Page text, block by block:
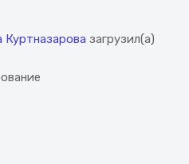
Куртназарова загрузил(а)